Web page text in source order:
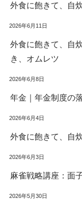
外食に飽きて、自
2026年6月11日
外食に飽きて、自
き、オムレツ
2026年6月8日
年金｜年金制度の
2026年6月4日
外食に飽きて、自
2026年6月3日
麻雀戦略講座：面
2026年5月30日